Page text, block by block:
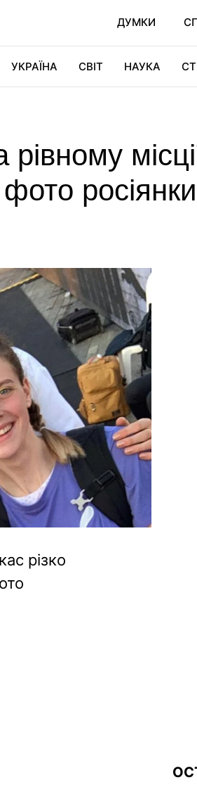
ДУМКИ
УКРАЇНА СВІТ НАУКА
росіянки
різко